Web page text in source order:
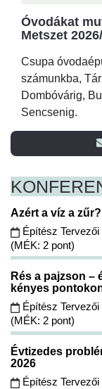
Óvodákat
Metszet
Csupa
számunkba,
Dombóvárig,
Sencsenig.
Azért a víz a
Építész
(MÉK: 2 pont)
Rés a pajzson –
kényes
Építész
(MÉK: 2 pont)
Évtizedes
2026
Építész